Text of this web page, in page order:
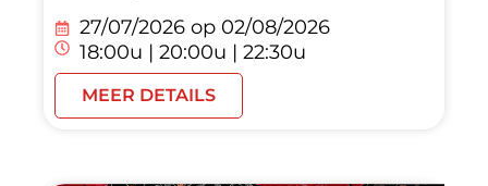
27/07/2026 op 02/08/2026
18:00u | 20:00u | 22:30u
MEER DETAILS